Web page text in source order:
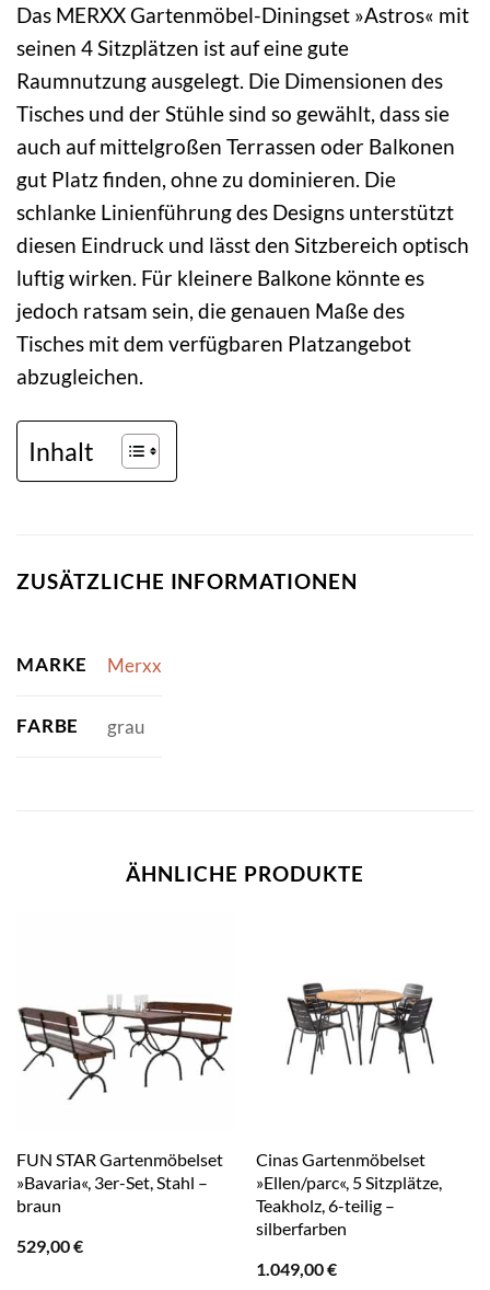
Das MERXX Gartenmöbel-Diningset »Astros« mit
seinen 4 Sitzplätzen ist auf eine gute
Raumnutzung ausgelegt. Die Dimensionen des
Tisches und der Stühle sind so gewählt, dass sie
auch auf mittelgroßen Terrassen oder Balkonen
gut Platz finden, ohne zu dominieren. Die
schlanke Linienführung des Designs unterstützt
diesen Eindruck und lässt den Sitzbereich optisch
luftig wirken. Für kleinere Balkone könnte es
jedoch ratsam sein, die genauen Maße des
Tisches mit dem verfügbaren Platzangebot
abzugleichen.
Inhalt
ZUSÄTZLICHE INFORMATIONEN
MARKE Merxx
FARBE grau
ÄHNLICHE PRODUKTE
FUN STAR Gartenmöbelset
»Bavaria«, 3er-Set, Stahl –
braun
529,00€
Cinas Gartenmöbelset
»Ellen/parc«, 5 Sitzplätze,
Teakholz, 6-teilig –
silberfarben
1.049,00€